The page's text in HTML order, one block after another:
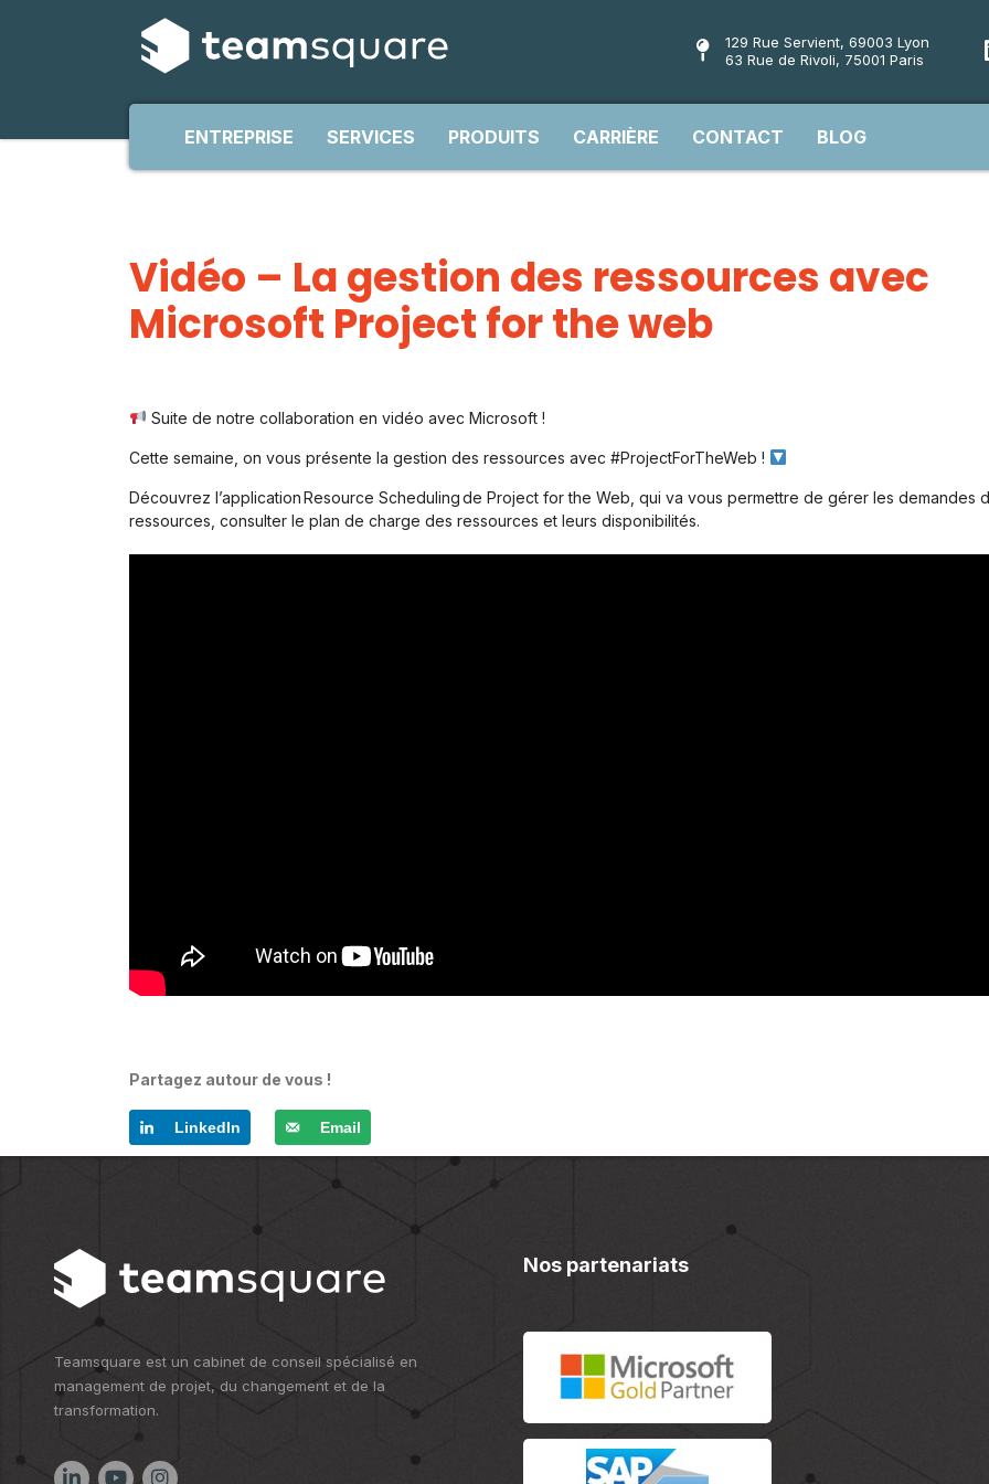
129 Rue Servient, 69003 Lyon
63 Rue de Rivoli, 75001 Paris
ENTREPRISE SERVICES PRODUITS CARRIÈRE CONTACT BLOG
Vidéo – La gestion des ressources avec
Microsoft Project for the web
Suite de notre collaboration en vidéo avec Microsoft !
Cette semaine, on vous présente la gestion des ressources avec #ProjectForTheWeb !
Découvrez l’application Resource Scheduling de Project for the Web, qui va vous permettre de gérer les demandes
ressources, consulter le plan de charge des ressources et leurs disponibilités.
Partagez autour de vous !
LinkedIn Email
Teamsquare est un cabinet de conseil spécialisé en
management de projet, du changement et de la
transformation.
Nos partenariats